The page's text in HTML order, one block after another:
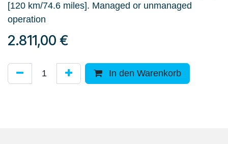
[120 km/74.6 miles]. Managed or unmanaged
operation
2.811,00 €
In den Warenkorb